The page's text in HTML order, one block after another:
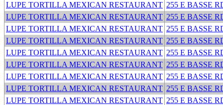
LUPE TORTILLA MEXICAN RESTAURANT 255 E BASSE
LUPE TORTILLA MEXICAN RESTAURANT 255 E BASSE
LUPE TORTILLA MEXICAN RESTAURANT 255 E BASSE
LUPE TORTILLA MEXICAN RESTAURANT 255 E BASSE
LUPE TORTILLA MEXICAN RESTAURANT 255 E BASSE
LUPE TORTILLA MEXICAN RESTAURANT 255 E BASSE
LUPE TORTILLA MEXICAN RESTAURANT 255 E BASSE
LUPE TORTILLA MEXICAN RESTAURANT 255 E BASSE
LUPE TORTILLA MEXICAN RESTAURANT 255 E BASSE